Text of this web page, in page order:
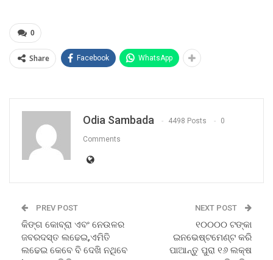
0
Share Facebook WhatsApp
Odia Sambada 4498 Posts 0
Comments
PREV POST
କିଙ୍ଗ କୋବ୍ରା ଏବଂ ନେଉଳର
ଜବରଦସ୍ତ ଲଢେଇ,ଏମିତି
ଲଢେଇ କେବେ ବି ଦେଖି ନଥିବେ
NEXT POST
୧୦୦୦୦ ଟଙ୍କା
ଇନଭେଷ୍ଟମେଣ୍ଟ କରି
ପାଆନ୍ତୁ ପୁରା ୧୬ ଲକ୍ଷ